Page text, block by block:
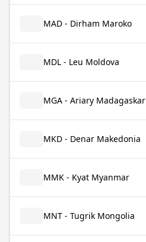
MAD - Dirham Maroko
MDL - Leu Moldova
MGA - Ariary Madagaskar
MKD - Denar Makedonia
MMK - Kyat Myanmar
MNT - Tugrik Mongolia